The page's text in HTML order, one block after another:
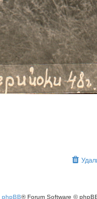
phpBB® Forum Software ©